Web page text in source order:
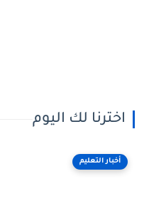
اخترنا لك اليوم
أخبار التعليم